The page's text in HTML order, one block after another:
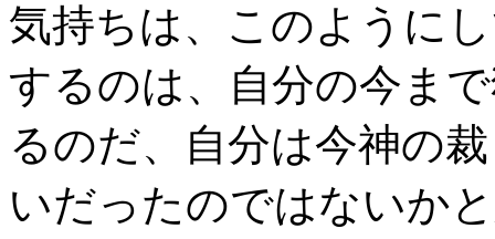
気持ちは、このように
するのは、自分の今ま
るのだ、自分は今神の
いだったのではないか